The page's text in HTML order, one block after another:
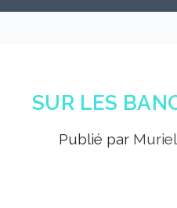
SUR LES
Publié par